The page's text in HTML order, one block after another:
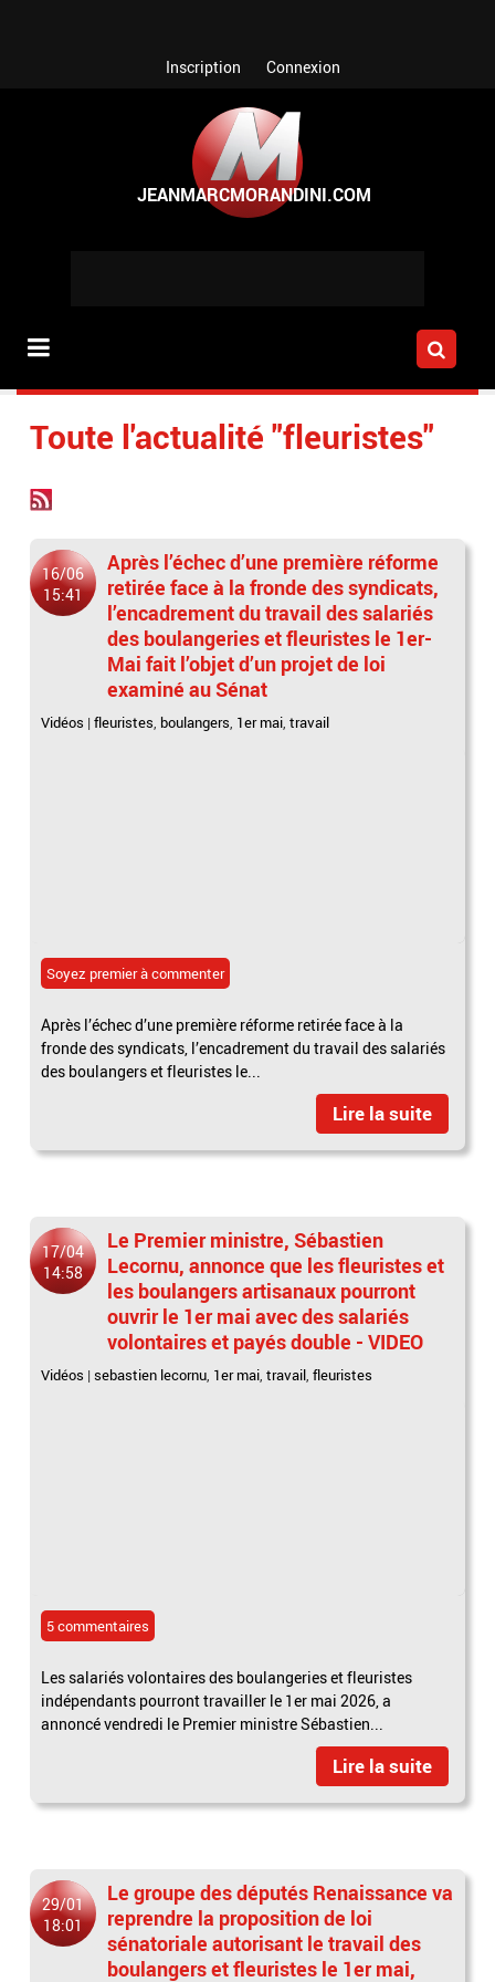
Inscription Connexion
Toute l'actualité "fleuristes"
16/06
15:41
Après l’échec d’une première réforme
retirée face à la fronde des syndicats,
l’encadrement du travail des salariés
des boulangeries et fleuristes le 1er-
Mai fait l’objet d’un projet de loi
examiné au Sénat
Vidéos |fleuristes, boulangers, 1er mai,travail
Soyez premier à commenter
Après l’échec d’une première réforme retirée face à la
fronde des syndicats, l’encadrement du travail des salariés
des boulangers et fleuristes le...
Lire la suite
17/04
14:58
Le Premier ministre, Sébastien
Lecornu, annonce que les fleuristes et
les boulangers artisanaux pourront
ouvrir le 1er mai avec des salariés
volontaires et payés double - VIDEO
Vidéos |sebastien lecornu, 1er mai,travail,fleuristes
5 commentaires
Les salariés volontaires des boulangeries et fleuristes
indépendants pourront travailler le 1er mai 2026, a
annoncé vendredi le Premier ministre Sébastien...
Lire la suite
29/01
18:01
Le groupe des députés Renaissance va
reprendre la proposition de loi
sénatoriale autorisant le travail des
boulangers et fleuristes le 1er mai,